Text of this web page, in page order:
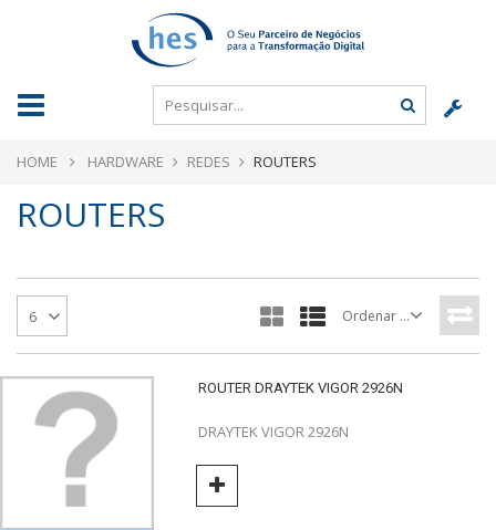
HOME HARDWARE REDES ROUTERS
ROUTERS
6 Ordenar por
ROUTER DRAYTEK VIGOR 2926N
DRAYTEK VIGOR 2926N